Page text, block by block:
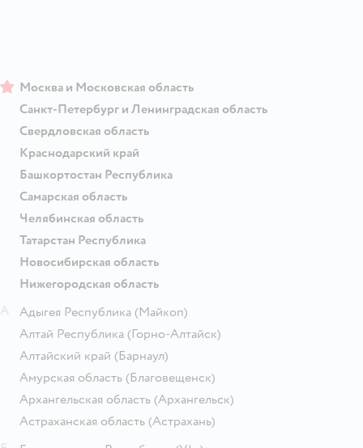
Москва и Московская область
Санкт-Петербург и Ленинградская область
Свердловская область
Краснодарский край
Башкортостан Республика
Самарская область
Челябинская область
Татарстан Республика
Новосибирская область
Нижегородская область
Адыгея Республика (Майкоп)
Алтай Республика (Горно-Алтайск)
Алтайский край (Барнаул)
Амурская область (Благовещенск)
Архангельская область (Архангельск)
Астраханская область (Астрахань)